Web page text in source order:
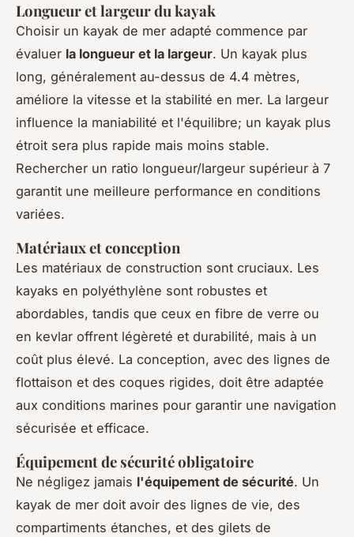
Longueur et largeur du kayak
Choisir un kayak de mer adapté commence par
évaluer la longueur et la largeur. Un kayak plus
long, généralement au-dessus de 4.4 mètres,
améliore la vitesse et la stabilité en mer. La largeur
influence la maniabilité et l'équilibre; un kayak plus
étroit sera plus rapide mais moins stable.
Rechercher un ratio longueur/largeur supérieur à 7
garantit une meilleure performance en conditions
variées.
Matériaux et conception
Les matériaux de construction sont cruciaux. Les
kayaks en polyéthylène sont robustes et
abordables, tandis que ceux en fibre de verre ou
en kevlar offrent légèreté et durabilité, mais à un
coût plus élevé. La conception, avec des lignes de
flottaison et des coques rigides, doit être adaptée
aux conditions marines pour garantir une navigation
sécurisée et efficace.
Équipement de sécurité obligatoire
Ne négligez jamais l'équipement de sécurité. Un
kayak de mer doit avoir des lignes de vie, des
compartiments étanches, et des gilets de